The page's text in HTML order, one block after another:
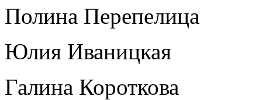
Полина Перепелица
Юлия Иваницкая
Галина Короткова